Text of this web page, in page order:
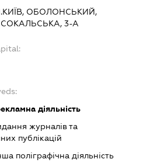
ОБОЛОНСЬКИЙ,
3-А
діяльність
журналів та
публікацій
поліграфічна діяльність